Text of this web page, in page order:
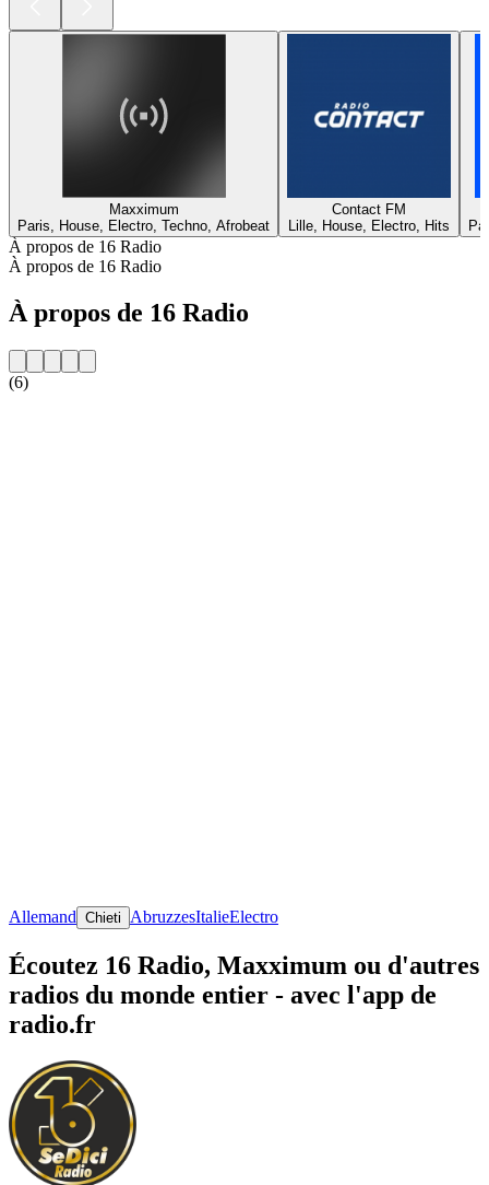
Maxximum
Paris, House, Electro, Techno, Afrobeat
Contact FM
Lille, House, Electro, Hits
À propos de 16 Radio
À propos de 16 Radio
À propos de 16 Radio
(6)
Allemand Chieti AbruzzesItalieElectro
Écoutez 16 Radio, Maxximum ou d'autres
radios du monde entier - avec l'app de
radio.fr